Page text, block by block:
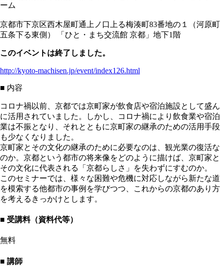
ーム
京都市下京区西木屋町通上ノ口上る梅湊町83番地の１（河原町
五条下る東側） 「ひと・まち交流館 京都」地下1階
このイベントは終了しました。
http://kyoto-machisen.jp/event/index126.html
■ 内容
コロナ禍以前、京都では京町家が飲食店や宿泊施設として盛ん
に活用されていました。しかし、コロナ禍により飲食業や宿泊
業は不振となり、それとともに京町家の継承のための活用手段
も少なくなりました。
京町家とその文化の継承のために必要なのは、観光業の復活な
のか。京都という都市の将来像をどのように描けば、京町家と
その文化に代表される「京都らしさ」を失わずにすむのか。
このセミナーでは、様々な困難や危機に対応しながら新たな道
を模索する他都市の事例を学びつつ、これからの京都のあり方
を考えるきっかけとします。
■ 受講料（資料代等）
無料
■ 講師